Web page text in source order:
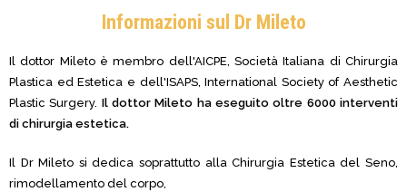
Informazioni sul Dr Mileto
Il dottor Mileto è membro dell'AICPE, Società Italiana di Chirurgia
Plastica ed Estetica e dell'ISAPS, International Society of Aesthetic
Plastic Surgery. Il dottor Mileto ha eseguito oltre 6000 interventi
di chirurgia estetica.
Il Dr Mileto si dedica soprattutto alla Chirurgia Estetica del Seno,
rimodellamento del corpo,